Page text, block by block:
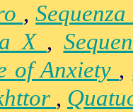
,
X ,
of Anxiety ,
,